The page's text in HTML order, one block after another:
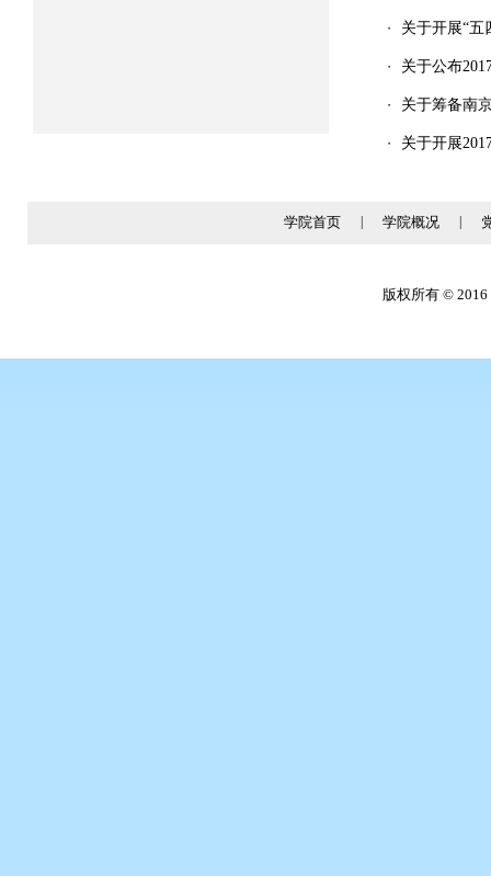
・ 关于开展“五
・ 关于公布
・ 关于筹备南
・ 关于开展
学院首页 学院概况
版权所有 © 2016